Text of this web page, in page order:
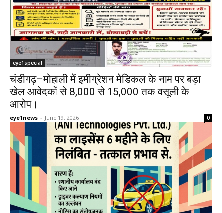
eye1special
चंडीगढ़–मोहाली में इमीग्रेशन मेडिकल के नाम पर बड़ा
खेल आवेदकों से ₹8,000 से ₹15,000 तक वसूली के
आरोप।
eye1news - June 19, 2026 0